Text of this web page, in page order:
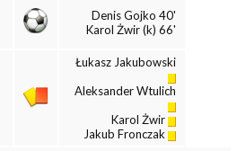
Denis Gojko 40'
Karol Żwir (k) 66'
Łukasz Jakubowski
Aleksander Wtulich
Karol Żwir
Jakub Fronczak